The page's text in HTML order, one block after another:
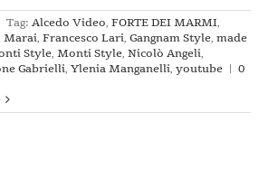
Tag: Alcedo Video, FORTE DEI MARMI,
Marai, Francesco Lari, Gangnam Style, made
Style, Monti Style, Nicolò Angeli,
Gabrielli, Ylenia Manganelli, youtube | 0